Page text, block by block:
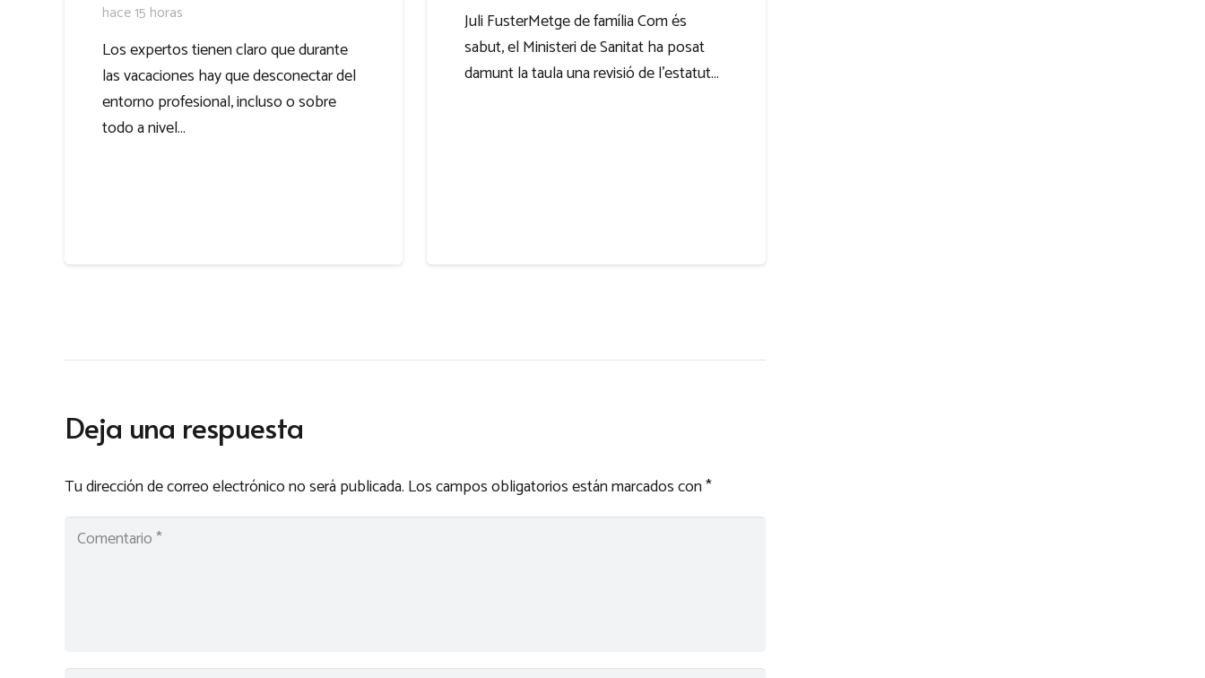
hace 15 horas
Los expertos tienen claro que durante
las vacaciones hay que desconectar del
entorno profesional, incluso o sobre
todo a nivel…
Juli FusterMetge de família Com és
sabut, el Ministeri de Sanitat ha posat
damunt la taula una revisió de l’estatut…
Deja una respuesta
Tu dirección de correo electrónico no será publicada. Los campos obligatorios están marcados con*